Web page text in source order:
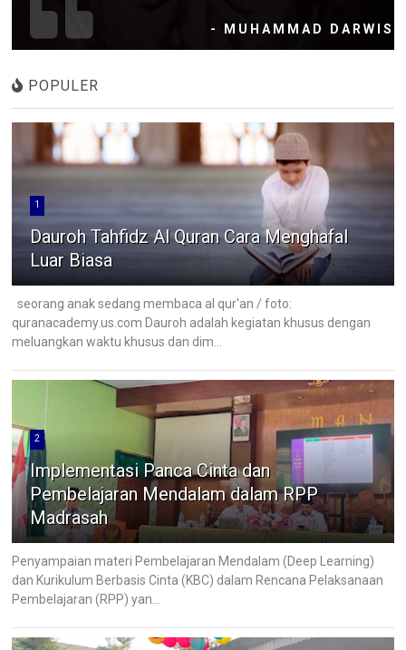
- MUHAMMAD DARWIS
POPULER
1
Dauroh Tahfidz Al Quran Cara Menghafal
Luar Biasa
seorang anak sedang membaca al qur'an / foto:
quranacademy.us.com Dauroh adalah kegiatan khusus dengan
meluangkan waktu khusus dan dim...
2
Implementasi Panca Cinta dan
Pembelajaran Mendalam dalam RPP
Madrasah
Penyampaian materi Pembelajaran Mendalam (Deep Learning)
dan Kurikulum Berbasis Cinta (KBC) dalam Rencana Pelaksanaan
Pembelajaran (RPP) yan...